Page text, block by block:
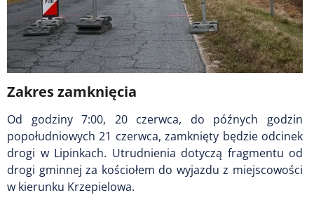
Zakres zamknięcia
Od godziny 7:00, 20 czerwca, do późnych godzin
popołudniowych 21 czerwca, zamknięty będzie odcinek
drogi w Lipinkach. Utrudnienia dotyczą fragmentu od
drogi gminnej za kościołem do wyjazdu z miejscowości
w kierunku Krzepielowa.